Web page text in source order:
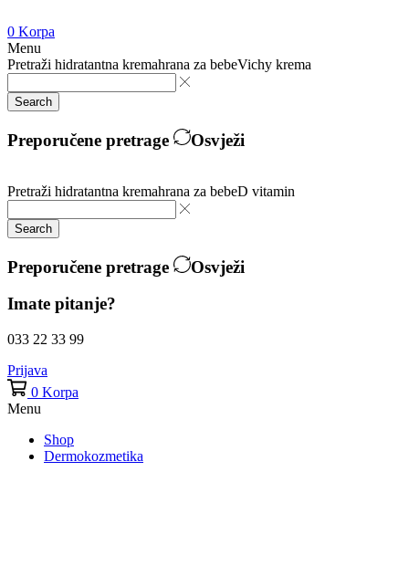
0 Korpa
Menu
Pretraži hidratantna kremahrana za bebeVichy krema
Search
Preporučene pretrage Osvježi
Pretraži hidratantna kremahrana za bebeD vitamin
Search
Preporučene pretrage
Osvježi
Imate pitanje?
033 22 33 99
Prijava
0 Korpa
Menu
Shop
Dermokozmetika